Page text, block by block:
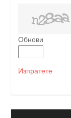
Обнови
Изпратете